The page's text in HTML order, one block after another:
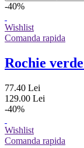
-40%
Wishlist
Comanda rapida
Rochie
77.40 Lei
129.00 Lei
-40%
Wishlist
Comanda rapida